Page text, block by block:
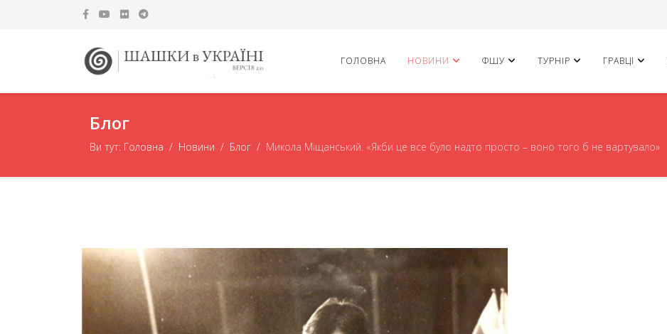
ГОЛОВНА НОВИНИ ФШУ ТУРНІР ГРАВЦІ
Блог
Ви тут: Головна Новини Блог Микола Міщанський. «Якби це все було надто просто – воно того б не вартувало»